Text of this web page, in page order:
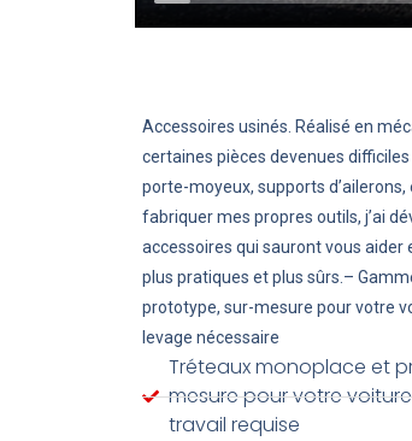
Accessoires usinés. Réalisé en
certaines pièces devenues
porte-moyeux, supports
fabriquer mes propres outils, j’ai
accessoires qui sauront vous
plus pratiques et plus sûrs.–
prototype, sur-mesure pour votre
levage nécessaire
Tréteaux monoplace et
mesure pour votre
travail requise